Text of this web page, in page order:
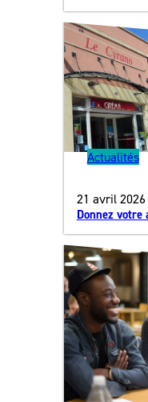
Actualités
21 avril 2026
Donnez votre